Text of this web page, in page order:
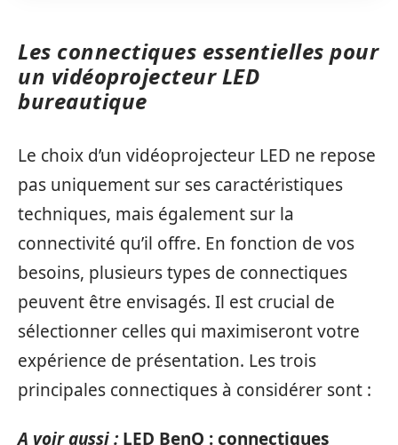
Les connectiques essentielles pour
un vidéoprojecteur LED
bureautique
Le choix d’un vidéoprojecteur LED ne repose
pas uniquement sur ses caractéristiques
techniques, mais également sur la
connectivité qu’il offre. En fonction de vos
besoins, plusieurs types de connectiques
peuvent être envisagés. Il est crucial de
sélectionner celles qui maximiseront votre
expérience de présentation. Les trois
principales connectiques à considérer sont :
A voir aussi : LED BenQ : connectiques